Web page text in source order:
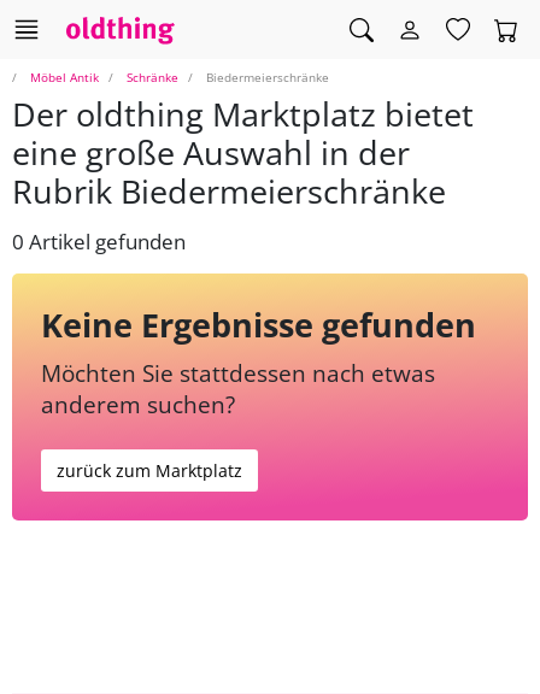
Möbel Antik Schränke Biedermeierschränke
Der oldthing Marktplatz bietet
eine große Auswahl in der
Rubrik Biedermeierschränke
0 Artikel gefunden
Keine Ergebnisse gefunden
Möchten Sie stattdessen nach etwas
anderem suchen?
zurück zum Marktplatz